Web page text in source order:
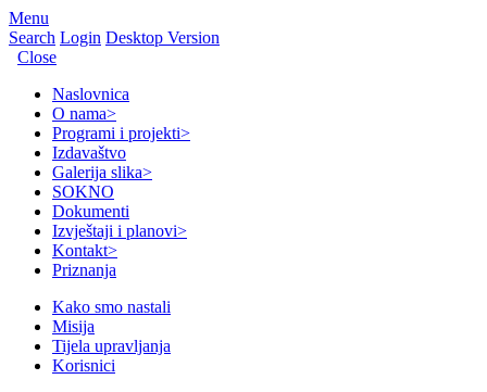
Menu
Search Login Desktop Version
Close
Naslovnica
O nama>
Programi i projekti>
Izdavaštvo
Galerija slika>
SOKNO
Dokumenti
Izvještaji i planovi>
Kontakt>
Priznanja
Kako smo nastali
Misija
Tijela upravljanja
Korisnici